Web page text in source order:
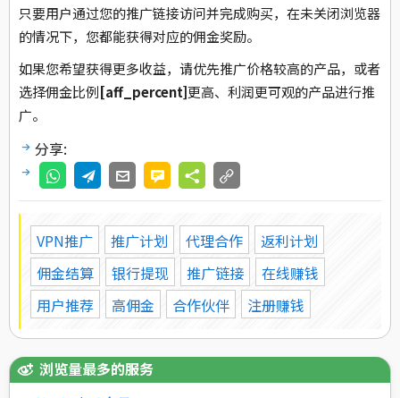
只要用户通过您的推广链接访问并完成购买，在未关闭浏览器
的情况下，您都能获得对应的佣金奖励。
如果您希望获得更多收益，请优先推广价格较高的产品，或者
选择佣金比例[aff_percent]更高、利润更可观的产品进行推
广。
分享:
VPN推广 推广计划 代理合作
返利计划
佣金结算
银行提现 推广链接
在线赚钱
用户推荐
高佣金 合作伙伴 注册赚钱
浏览量最多的服务